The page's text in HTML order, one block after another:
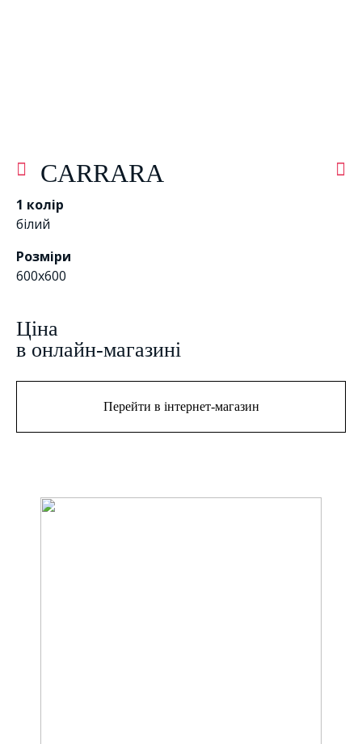
CARRARA
1 колір
білий
Розміри
600x600
Цiна
в онлайн-магазині
Перейти в інтернет-магазин